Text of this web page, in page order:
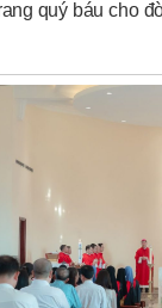
quý báu cho